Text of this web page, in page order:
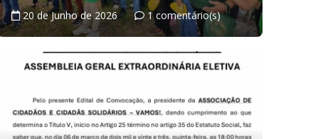
20 de Junho de 2026 1 comentário(s)